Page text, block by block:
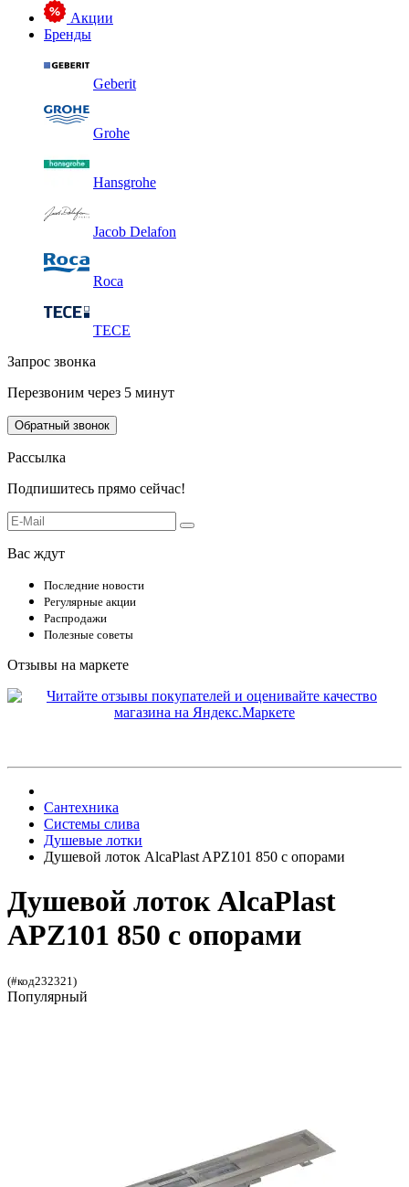
Акции
Бренды
Geberit
Grohe
Hansgrohe
Jacob Delafon
Roca
TECE
Запрос звонка
Перезвоним через 5 минут
Обратный звонок
Рассылка
Подпишитесь прямо сейчас!
Вас ждут
Последние новости
Регулярные акции
Распродажи
Полезные советы
Отзывы на маркете
Сантехника
Системы слива
Душевые лотки
Душевой лоток AlcaPlast APZ101 850 с опорами
Душевой лоток AlcaPlast
APZ101 850 с опорами
(#код232321)
Популярный